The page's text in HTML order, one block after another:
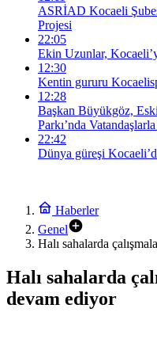
ASRİAD Kocaeli
Projesi
22:05
Ekin Uzunlar,
12:30
Kentin gururu
12:28
Başkan Büyükgöz,
Parkı’nda
22:42
Dünya güreşi
Haberler
Genel
Halı sahalarda
Halı sahalarda
devam ediyor